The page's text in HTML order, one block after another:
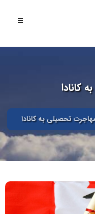
کانادا
تحصیلی به کانادا